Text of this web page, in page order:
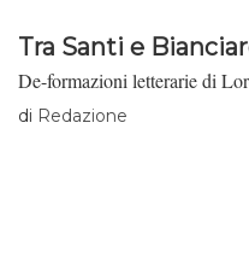
Tra Santi e
De-formazioni letterarie di
di Redazione